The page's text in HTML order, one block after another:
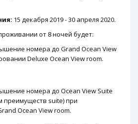
15 декабря 2019 - 30 апреля 2020.
от 8 ночей будет:
номера до Grand Ocean View
Deluxe Ocean View room.
номера до Ocean View Suite
преимуществ suite) при
Ocean View room.